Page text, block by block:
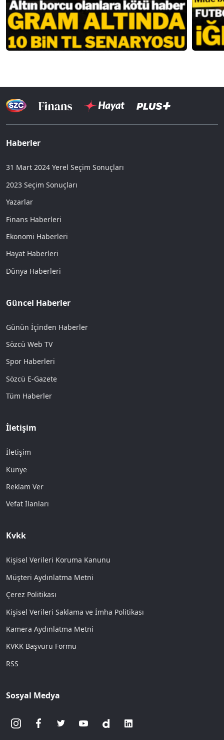
Haberler
31 Mart 2024 Yerel Seçim Sonuçları
2023 Seçim Sonuçları
Yazarlar
Finans Haberleri
Ekonomi Haberleri
Hayat Haberleri
Dünya Haberleri
Güncel Haberler
Günün İçinden Haberler
Sözcü Web TV
Spor Haberleri
Sözcü E-Gazete
Tüm Haberler
İletişim
İletişim
Künye
Reklam Ver
Vefat İlanları
Kvkk
Kişisel Verileri Koruma Kanunu
Müşteri Aydınlatma Metni
Çerez Politikası
Kişisel Verileri Saklama ve İmha Politikası
Kamera Aydınlatma Metni
KVKK Başvuru Formu
RSS
Sosyal Medya